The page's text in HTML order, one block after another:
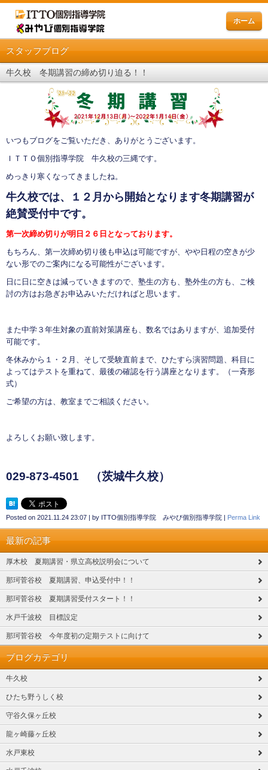
ホーム
スタッフブログ
牛久校 冬期講習の締め切り迫る！！
いつもブログをご覧いただき、ありがとうございます。
ＩＴＴＯ個別指導学院 牛久校の三縄です。
めっきり寒くなってきましたね。
牛久校では、１２月から開始となります冬期講習が
絶賛受付中です。
第一次締め切りが明日２６日となっております。
もちろん、第一次締め切り後も申込は可能ですが、やや日程の空きが少
ない形でのご案内になる可能性がございます。
日に日に空きは減っていきますので、塾生の方も、塾外生の方も、ご検
討の方はお急ぎお申込みいただければと思います。
また中学３年生対象の直前対策講座も、数名ではありますが、追加受付
可能です。
冬休みから１・２月、そして受験直前まで、ひたすら演習問題、科目に
よってはテストを重ねて、最後の確認を行う講座となります。（一斉形
式）
ご希望の方は、教室までご相談ください。
よろしくお願い致します。
029-873-4501 （茨城牛久校）
Posted on 2021.11.24 23:07 | by ITTO個別指導学院 みやび個別指導学院 | Perma Link
最新の記事
厚木校 夏期講習・県立高校説明会について
那珂菅谷校 夏期講習、申込受付中！！
那珂菅谷校 夏期講習受付スタート！！
水戸千波校 目標設定
那珂菅谷校 今年度初の定期テストに向けて
ブログカテゴリ
牛久校
ひたち野うしく校
守谷久保ヶ丘校
龍ヶ崎藤ヶ丘校
水戸東校